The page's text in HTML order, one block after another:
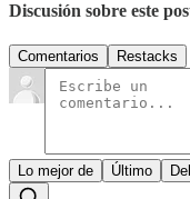
Discusión sobre este
Comentarios Restacks
Lo mejor de Último